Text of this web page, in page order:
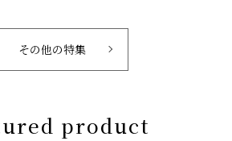
その他の特集
product